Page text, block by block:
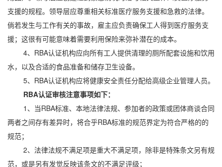
支援的规程。领导层应尊重相关标准医疗服务支援和急救的法律。
倘若发生与工作有关的事故，雇主应负责确保工人得到医疗服务支
援；这很有可能意味着需要利用保险来弥补潜在的成本。
4、RBA认证机构应向所有工人提供清理的厕所配套设施和饮用
水，以及合适的食品准备和储存卫生设备。
5、RBA认证机构应将健康安全责任分配给高级企业管理人员。
RBA认证审核注意事项如下：
1、当RBA标准、本地法律法规、参加者的政策或团体商谈合同
两者之间存有差异时，将合乎RBA标准的规范界定为符合严格的的
规范；
2、法律法规不满足项是重大不满足项，除非是特殊条文另有规
范，或是另有发觉反映该条文的不满足评级；